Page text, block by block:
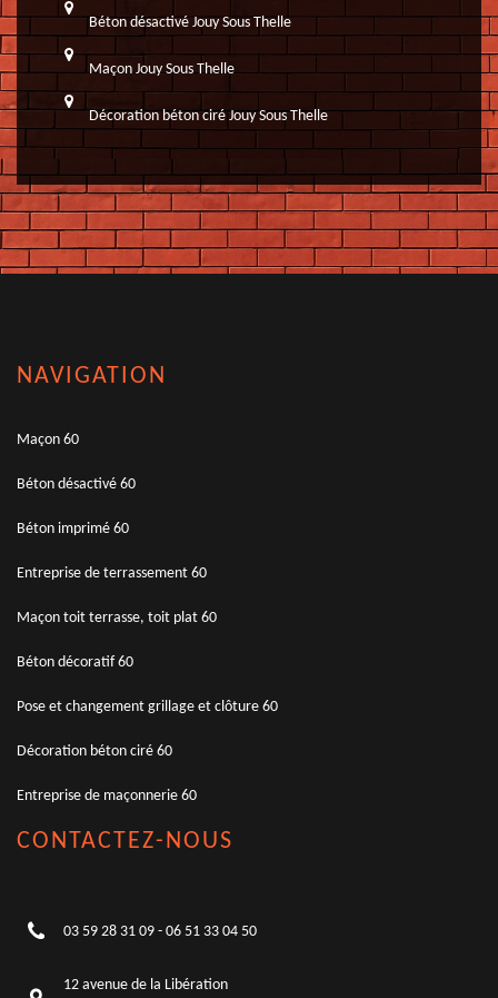
Béton désactivé Jouy Sous Thelle
Maçon Jouy Sous Thelle
Décoration béton ciré Jouy Sous Thelle
NAVIGATION
Maçon 60
Béton désactivé 60
Béton imprimé 60
Entreprise de terrassement 60
Maçon toit terrasse, toit plat 60
Béton décoratif 60
Pose et changement grillage et clôture 60
Décoration béton ciré 60
Entreprise de maçonnerie 60
CONTACTEZ-NOUS
03 59 28 31 09 - 06 51 33 04 50
12 avenue de la Libération